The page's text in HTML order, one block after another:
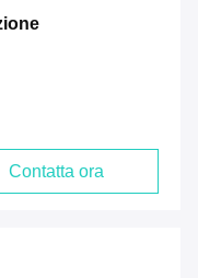
Contatta ora